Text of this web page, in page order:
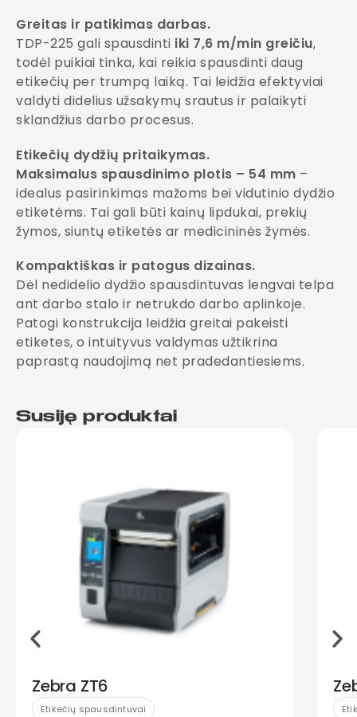
Greitas ir patikimas darbas.
TDP-225 gali spausdinti iki 7,6 m/min greičiu,
todėl puikiai tinka, kai reikia spausdinti daug
etikečių per trumpą laiką. Tai leidžia efektyviai
valdyti didelius užsakymų srautus ir palaikyti
sklandžius darbo procesus.
Etikečių dydžių pritaikymas.
Maksimalus spausdinimo plotis – 54 mm –
idealus pasirinkimas mažoms bei vidutinio dydžio
etiketėms. Tai gali būti kainų lipdukai, prekių
žymos, siuntų etiketės ar medicininės žymės.
Kompaktiškas ir patogus dizainas.
Dėl nedidelio dydžio spausdintuvas lengvai telpa
ant darbo stalo ir netrukdo darbo aplinkoje.
Patogi konstrukcija leidžia greitai pakeisti
etiketes, o intuityvus valdymas užtikrina
paprastą naudojimą net pradedantiesiems.
Susiję produktai
Zebra ZT6
Etikečių spausdintuvai